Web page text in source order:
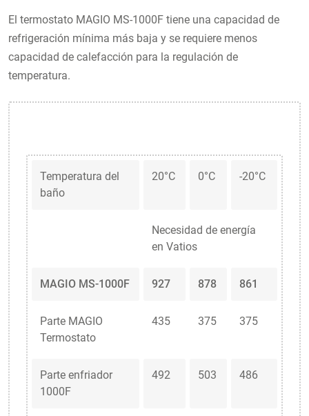
El termostato MAGIO MS-1000F tiene una capacidad de
refrigeración mínima más baja y se requiere menos
capacidad de calefacción para la regulación de
temperatura.
Temperatura del
baño
20°C 0°C -20°C
Necesidad de energía
en Vatios
MAGIO MS-1000F 927 878 861
Parte MAGIO
Termostato
435 375 375
Parte enfriador
1000F
492 503 486